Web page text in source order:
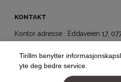
KONTAKT
Kontor adresse : Eddaveien 17,
Hegdehaugsveien 5b
0352 Oslo
Tirillm benytter
yte deg bedre service.